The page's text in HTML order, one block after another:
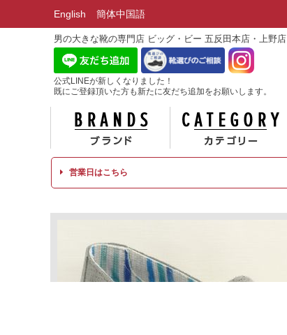
English 簡体中国語
男の大きな靴の専門店 ビッグ・ビー 五反田本店・上野店
公式LINEが新しくなりました！
既にご登録頂いた方も新たに友だち追加をお願いします。
ブランド
営業日はこちら